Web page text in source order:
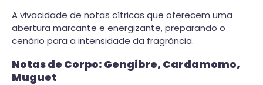
A vivacidade de notas cítricas que oferecem uma
abertura marcante e energizante, preparando o
cenário para a intensidade da fragrância.
Notas de Corpo: Gengibre, Cardamomo,
Muguet